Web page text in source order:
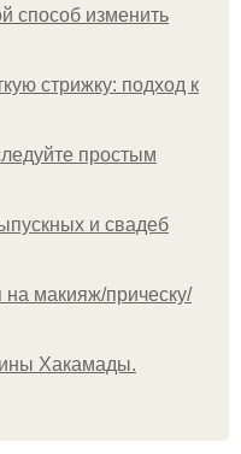
способ изменить
стрижку: подход к
простым
и свадеб
макияж/прическу/
Хакамады.